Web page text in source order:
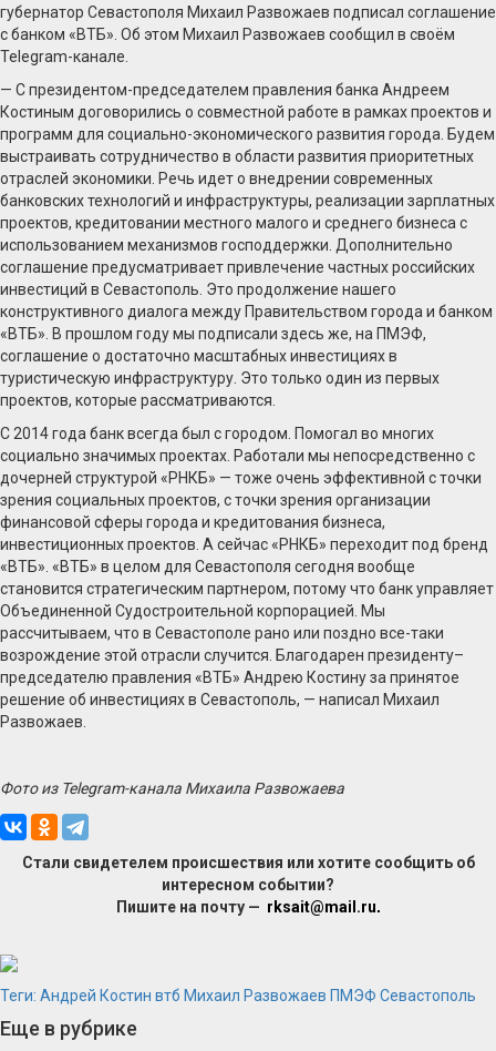
губернатор Севастополя Михаил Развожаев подписал соглашение
с банком «ВТБ». Об этом Михаил Развожаев сообщил в своём
Telegram-канале.
— С президентом-председателем правления банка Андреем
Костиным договорились о совместной работе в рамках проектов и
программ для социально-экономического развития города. Будем
выстраивать сотрудничество в области развития приоритетных
отраслей экономики. Речь идет о внедрении современных
банковских технологий и инфраструктуры, реализации зарплатных
проектов, кредитовании местного малого и среднего бизнеса с
использованием механизмов господдержки. Дополнительно
соглашение предусматривает привлечение частных российских
инвестиций в Севастополь. Это продолжение нашего
конструктивного диалога между Правительством города и банком
«ВТБ». В прошлом году мы подписали здесь же, на ПМЭФ,
соглашение о достаточно масштабных инвестициях в
туристическую инфраструктуру. Это только один из первых
проектов, которые рассматриваются.
С 2014 года банк всегда был с городом. Помогал во многих
социально значимых проектах. Работали мы непосредственно с
дочерней структурой «РНКБ» — тоже очень эффективной с точки
зрения социальных проектов, с точки зрения организации
финансовой сферы города и кредитования бизнеса,
инвестиционных проектов. А сейчас «РНКБ» переходит под бренд
«ВТБ». «ВТБ» в целом для Севастополя сегодня вообще
становится стратегическим партнером, потому что банк управляет
Объединенной Судостроительной корпорацией. Мы
рассчитываем, что в Севастополе рано или поздно все-таки
возрождение этой отрасли случится. Благодарен президенту–
председателю правления «ВТБ» Андрею Костину за принятое
решение об инвестициях в Севастополь, — написал Михаил
Развожаев.
Фото из Telegram-канала Михаила Развожаева
Стали свидетелем происшествия или хотите сообщить об
интересном событии?
Пишите на почту — rksait@mail.ru.
Теги: Андрей Костин втб Михаил Развожаев ПМЭФ Севастополь
Еще в рубрике